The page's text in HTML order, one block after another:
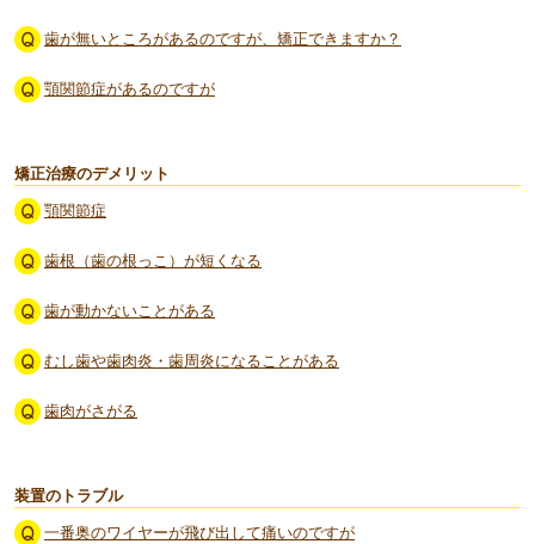
歯が無いところがあるのですが、矯正できますか？
顎関節症があるのですが
矯正治療のデメリット
顎関節症
歯根（歯の根っこ）が短くなる
歯が動かないことがある
むし歯や歯肉炎・歯周炎になることがある
歯肉がさがる
装置のトラブル
一番奥のワイヤーが飛び出して痛いのですが